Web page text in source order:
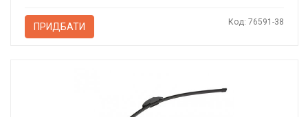
ПРИДБАТИ Код: 76591-38